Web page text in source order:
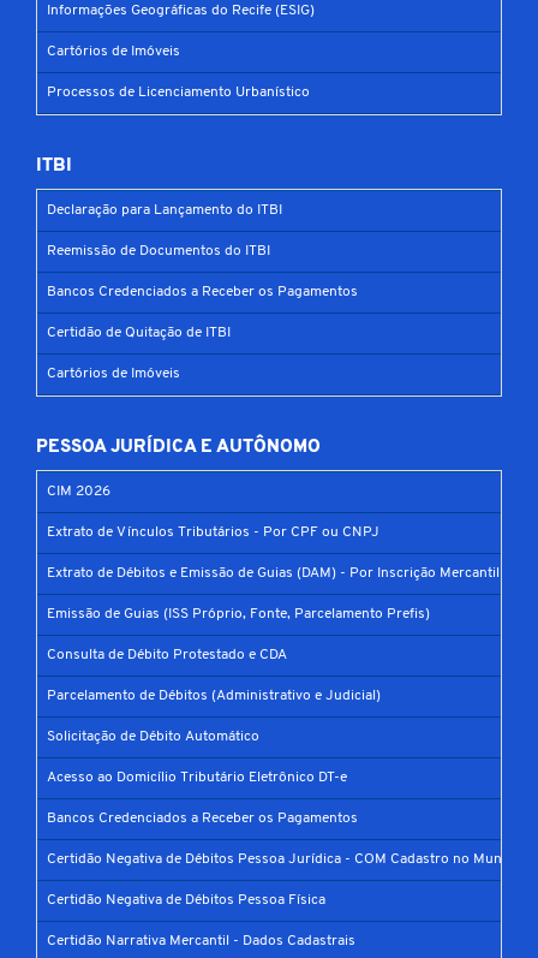
Informações Geográficas do Recife (ESIG)
Cartórios de Imóveis
Processos de Licenciamento Urbanístico
ITBI
Declaração para Lançamento do ITBI
Reemissão de Documentos do ITBI
Bancos Credenciados a Receber os Pagamentos
Certidão de Quitação de ITBI
Cartórios de Imóveis
PESSOA JURÍDICA E AUTÔNOMO
CIM 2026
Extrato de Vínculos Tributários - Por CPF ou CNPJ
Extrato de Débitos e Emissão de Guias (DAM) - Por Inscrição Mercantil
Emissão de Guias (ISS Próprio, Fonte, Parcelamento Prefis)
Consulta de Débito Protestado e CDA
Parcelamento de Débitos (Administrativo e Judicial)
Solicitação de Débito Automático
Acesso ao Domicílio Tributário Eletrônico DT-e
Bancos Credenciados a Receber os Pagamentos
Certidão Negativa de Débitos Pessoa Jurídica - COM Cadastro no Município
Certidão Negativa de Débitos Pessoa Física
Certidão Narrativa Mercantil - Dados Cadastrais